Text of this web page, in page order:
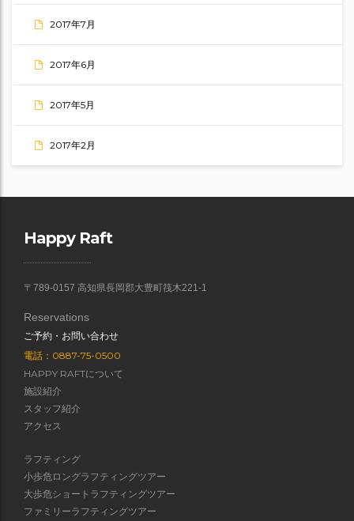
2017年7月
2017年6月
2017年5月
2017年2月
Happy Raft
〒789-0157 高知県長岡郡大豊町筏木221-1
Reservations
ご予約・お問い合わせ
電話：0887-75-0500
HAPPY RAFTについて
施設紹介
スタッフ紹介
アクセス
ラフティング
小歩危ロングラフティングツアー
大歩危ショートラフティングツアー
ファミリーラフティングツアー